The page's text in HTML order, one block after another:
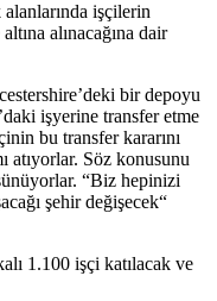
işçilerin
alınacağına dair
bir depoyu
işyerine transfer etme
bu transfer kararını
atıyorlar. Söz konusunu
“Biz hepinizi
şehir değişecek“
1.100 işçi katılacak ve